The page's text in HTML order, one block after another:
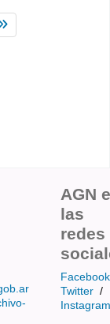
AGN
las
redes
Facebook
Twitter /
Instagram